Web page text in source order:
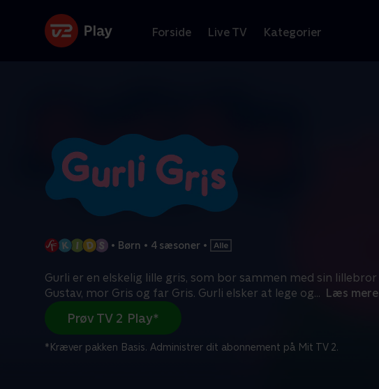
Forside Live TV Kategorier
• Børn • 4 sæsoner •
Gurli er en elskelig lille gris, som bor sammen med sin lillebror
Gustav, mor Gris og far Gris. Gurli elsker at lege og... Læs mere
Prøv TV 2 Play*
*Kræver pakken Basis. Administrer dit abonnement på Mit TV 2.